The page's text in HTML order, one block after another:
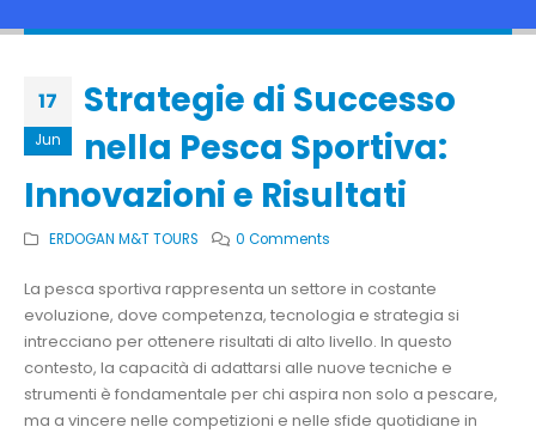
17
Jun
Strategie di Successo
nella Pesca Sportiva:
Innovazioni e Risultati
ERDOGAN M&T TOURS 0 Comments
La pesca sportiva rappresenta un settore in costante
evoluzione, dove competenza, tecnologia e strategia si
intrecciano per ottenere risultati di alto livello. In questo
contesto, la capacità di adattarsi alle nuove tecniche e
strumenti è fondamentale per chi aspira non solo a pescare,
ma a vincere nelle competizioni e nelle sfide quotidiane in